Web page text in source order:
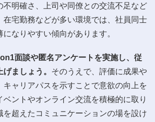
不明確さ、上司や同僚との交流不足など
在宅勤務などが多い環境では、社員同士
なりやすい傾向があります。
面談や匿名アンケートを実施し、従
ましょう。 そのうえで、評価に成果や
キャリアパスを示すことで意欲の向上を
ベントやオンライン交流を積極的に取り
を超えたコミュニケーションの場を設け